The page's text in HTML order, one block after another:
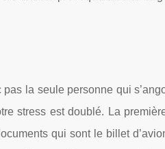
la seule personne qui
stress est doublé. La
qui sont le billet